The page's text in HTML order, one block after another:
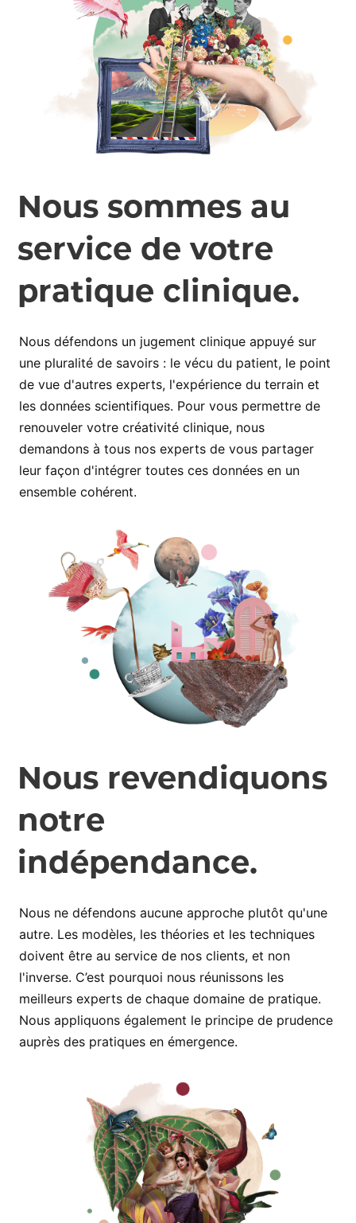
Nous sommes au
service de votre
pratique clinique.
Nous défendons un jugement clinique appuyé sur
une pluralité de savoirs : le vécu du patient, le point
de vue d'autres experts, l'expérience du terrain et
les données scientifiques. Pour vous permettre de
renouveler votre créativité clinique, nous
demandons à tous nos experts de vous partager
leur façon d'intégrer toutes ces données en un
ensemble cohérent.
Nous revendiquons
notre
indépendance.
Nous ne défendons aucune approche plutôt qu'une
autre. Les modèles, les théories et les techniques
doivent être au service de nos clients, et non
l'inverse. C’est pourquoi nous réunissons les
meilleurs experts de chaque domaine de pratique.
Nous appliquons également le principe de prudence
auprès des pratiques en émergence.